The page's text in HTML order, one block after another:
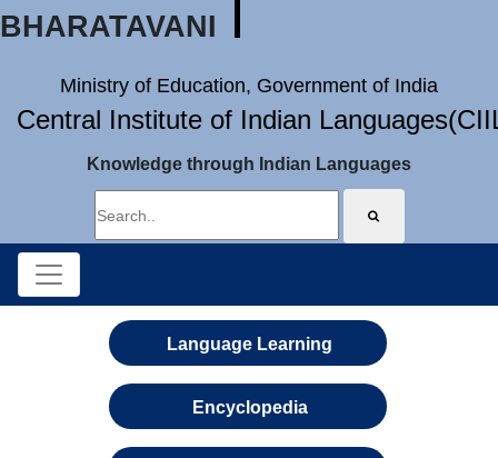
BHARATAVANI
Ministry of Education, Government of India
Central Institute of Indian
Knowledge through Indian Languages
Language Learning
Encyclopedia